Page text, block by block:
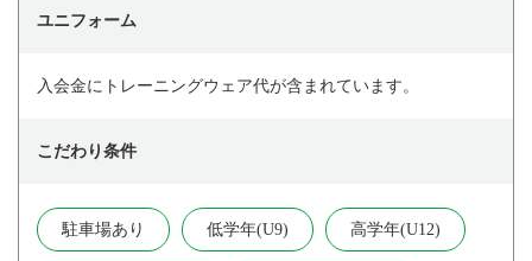
ユニフォーム
入会金にトレーニングウェア代が含まれています。
こだわり条件
駐車場あり 低学年(U9) 高学年(U12)